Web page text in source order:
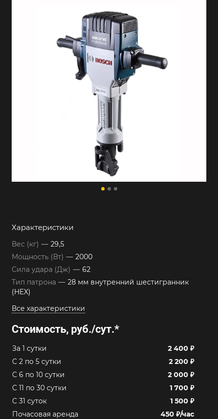
Характеристики
Вес (кг) — 29,5
Мощность (Вт) — 2000
Сила удара (Дж) — 62
Тип патрона — 28 мм внутренний шестигранник
(HEX)
Все характеристики
Стоимость, руб./сут.*
За 1 сутки
2 400 ₽
C 2 по 5 сутки
2 200 ₽
C 6 по 10 сутки
2 000 ₽
C 11 по 30 сутки
1 700 ₽
C 31 суток
1 500 ₽
Почасовая аренда
450 ₽/час